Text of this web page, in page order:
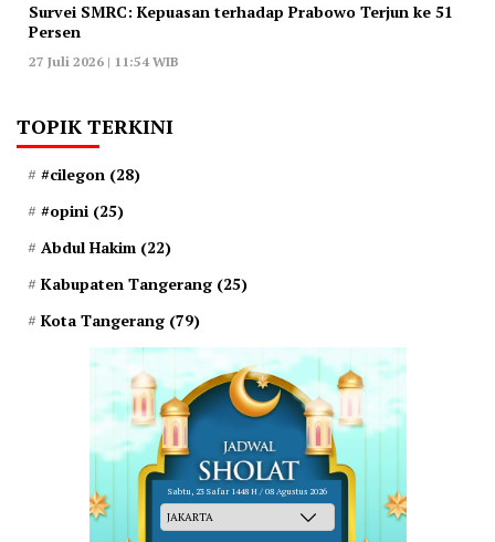
‎Survei SMRC: Kepuasan terhadap Prabowo Terjun ke 51
Persen
27 Juli 2026 | 11:54 WIB
TOPIK TERKINI
#cilegon (28)
#opini (25)
Abdul Hakim (22)
Kabupaten Tangerang (25)
Kota Tangerang (79)
Sabtu, 23 Safar 1448 H / 08 Agustus 2026